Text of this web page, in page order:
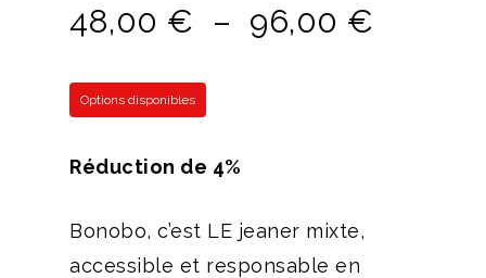
48,00 € – 96,00 €
Options disponibles
Réduction de 4%
Bonobo, c’est LE jeaner mixte,
accessible et responsable en